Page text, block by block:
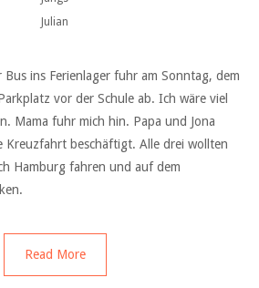
Julian
Bus ins Ferienlager fuhr am Sonntag, dem
vor der Schule ab. Ich wäre viel
Mama fuhr mich hin. Papa und Jona
Kreuzfahrt beschäftigt. Alle drei wollten
Hamburg fahren und auf dem
Read More